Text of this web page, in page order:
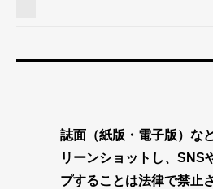
誌面（紙版・電子版）な
リーンショットし、SNS
プすることは法律で禁止